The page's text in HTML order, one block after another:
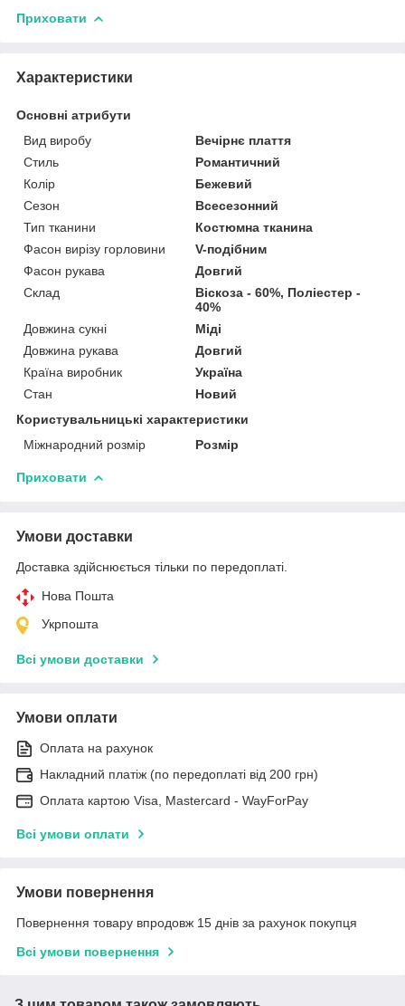
Приховати
Характеристики
Основні атрибути
Вид виробу
Вечірнє плаття
Стиль
Романтичний
Колір
Бежевий
Сезон
Всесезонний
Тип тканини
Костюмна тканина
Фасон вирізу горловини
V-подібним
Фасон рукава
Довгий
Склад
Віскоза - 60%, Поліестер -
40%
Довжина сукні
Міді
Довжина рукава
Довгий
Країна виробник
Україна
Стан
Новий
Користувальницькі характеристики
Міжнародний розмір
Розмір
Приховати
Умови доставки
Доставка здійснюється тільки по передоплаті.
Нова Пошта
Укрпошта
Всі умови доставки
Умови оплати
Оплата на рахунок
Накладний платіж (по передоплаті від 200 грн)
Оплата картою Visa, Mastercard - WayForPay
Всі умови оплати
Умови повернення
Повернення товару впродовж 15 днів за рахунок покупця
Всі умови повернення